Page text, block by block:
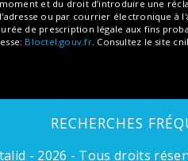
et du droit d’introduire une
ou par courrier électronique à
de prescription légale aux fins
Bloctel.gouv.fr. Consultez le site
RECHERCHES
- 2026 - Tous droits